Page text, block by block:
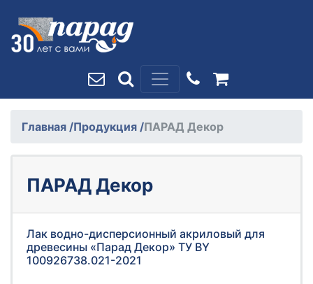
Продукция /
Главная / ПАРАД Декор
ПАРАД Декор
Лак водно-дисперсионный акриловый для
древесины «Парад Декор» ТУ BY
100926738.021-2021